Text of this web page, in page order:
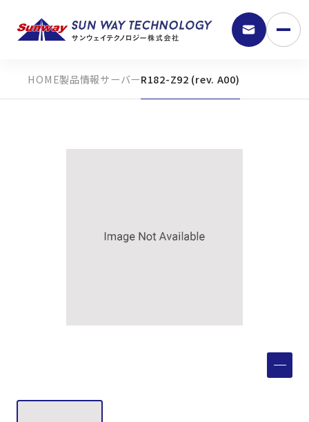
9:30 - 18:00
製品検索
製品情報サーバーR182-Z92 (rev. A00)